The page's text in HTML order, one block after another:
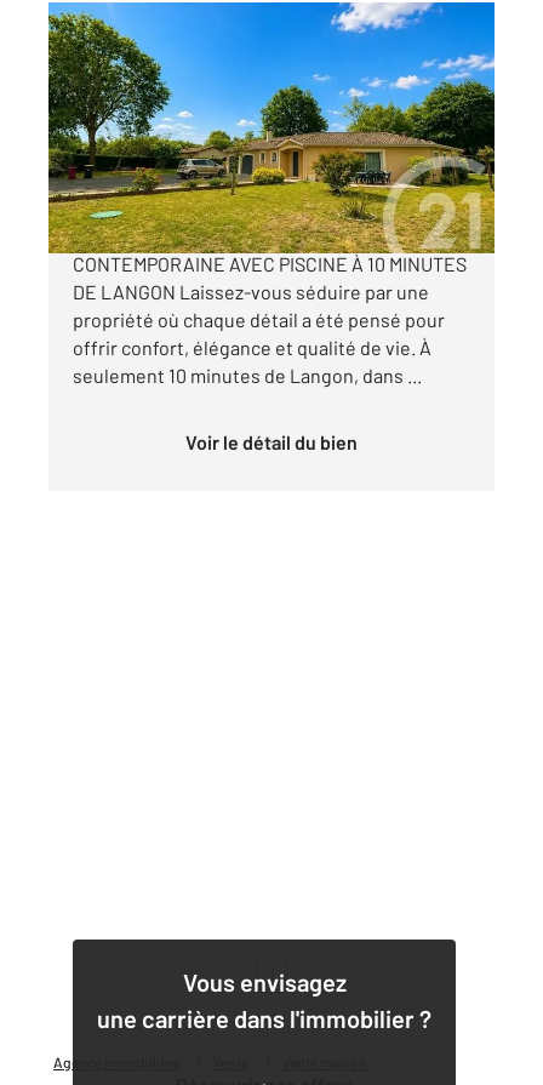
Agence immobilière
PREIGNAC 33
130,14 m2, 5 pièces
Ref : 10774
Maison à vendre
364 000 €
COUP DE CŒUR ASSURÉ SUPERBE VILLA
CONTEMPORAINE AVEC PISCINE À 10 MINUTES
DE LANGON Laissez-vous séduire par une
propriété où chaque détail a été pensé pour
offrir confort, élégance et qualité de vie. À
seulement 10 minutes de Langon, dans ...
Voir le détail du bien
Vous envisagez
une carrière dans l'immobilier ?
1